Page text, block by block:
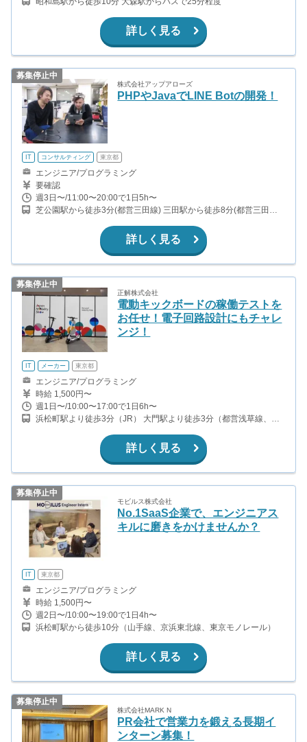
詳しく見る
募集停止中
株式会社アップアローズ
PHPやJavaでLINE Botの開発！
IT コンサルティング 東京都
エンジニア/プログラミング
要確認
週3日〜/11:00〜20:00で1日5h〜
芝公園駅から徒歩3分(都営三田線) 三田駅から徒歩8分(都営三田
松町駅から徒歩10分(山手線、京浜東北線)
詳しく見る
募集停止中
正解株式会社
電動キックボードの稼働テストを
お任せ！電子回路設計にもチャレ
ンジ！
IT メーカー 東京都
エンジニア/プログラミング
時給 1,500円〜
週1日〜/10:00〜17:00で1日6h〜
浜松町駅より徒歩3分（JR） 大門駅より徒歩3分（都営浅草線、都
詳しく見る
募集停止中
モビルス株式会社
No.1SaaS企業で、エンジニアス
キルに磨きをかけませんか？
IT 東京都
エンジニア/プログラミング
時給 1,500円〜
週2日〜/10:00〜19:00で1日4h〜
浜松町駅から徒歩10分（山手線、京浜東北線、東京モノレール）
詳しく見る
募集停止中
株式会社MARK N
PR会社で営業力を鍛える長期イ
ンターン募集！